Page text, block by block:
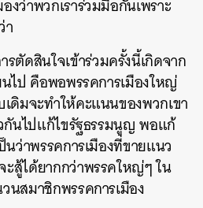
ว่าพวกเราร่วมมือกันเพราะ
า
ตัดสินใจเข้าร่วมครั้งนี้เกิดจาก
ไป คือพอพรรคการเมืองใหญ่
ดิมจะทำให้คะแนนของพวกเขา
กันไปแก้ไขรัฐธรรมนูญ พอแก้
ว่าพรรคการเมืองที่ขายแนว
สู้ได้ยากกว่าพรรคใหญ่ๆ ใน
นสมาชิกพรรคการเมือง